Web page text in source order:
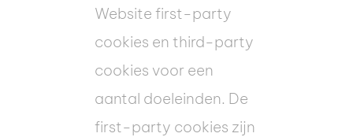
Website first-party
cookies en third-party
cookies voor een
aantal doeleinden. De
first-party cookies zijn